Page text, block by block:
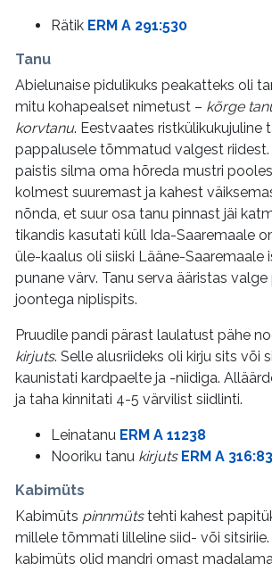
Rätik ERM A 291:530
Tanu
Abielunaise pidulikuks peakatteks oli
mitu kohapealset nimetust – kõrge
korvtanu. Eestvaates ristkülikukujuline
pappalusele tõmmatud valgest riidest.
paistis silma oma hõreda mustri
kolmest suuremast ja kahest
nõnda, et suur osa tanu pinnast jäi
tikandis kasutati küll Ida-Saaremaale
üle-kaalus oli siiski Lääne-Saaremaale
punane värv. Tanu serva ääristas
joontega niplispits.
Pruudile pandi pärast laulatust pähe
kirjuts. Selle alusriideks oli kirju sits või
kaunistati kardpaelte ja -niidiga.
ja taha kinnitati 4-5 värvilist siidlinti.
Leinatanu ERM A 11238
Nooriku tanu kirjuts ERM A 316:83
Kabimüts
Kabimüts pinnmütstehti kahest
millele tõmmati lilleline siid- või
kabimüts olid mandri omast